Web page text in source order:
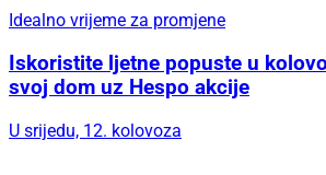
Idealno vrijeme za promjene
Iskoristite ljetne popuste u
svoj dom uz Hespo akcije
U srijedu, 12. kolovoza